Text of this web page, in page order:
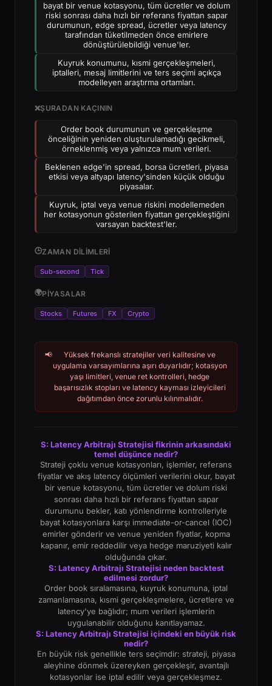
bayat bir venue kotasyonu, tüm ücretler ve dolum
riski sonrası daha hızlı bir referans fiyattan sapar
durumunun, edge spread, ücretler veya latency
tarafından tüketilmeden önce emirlere
dönüştürülebildiği venue'ler.
Kuyruk konumunu, kısmi gerçekleşmeleri,
iptalleri, mesaj limitlerini ve ters seçimi açıkça
modelleyen araştırma ortamları.
❌ŞURADAN KAÇININ
Order book durumunun ve gerçekleşme
önceliğinin yeniden oluşturulamadığı gecikmeli,
örneklenmiş veya yalnızca mum verileri.
Beklenen edge'in spread, borsa ücretleri, piyasa
etkisi veya altyapı latency'sinden küçük olduğu
piyasalar.
Kuyruk, iptal veya venue riskini modellemeden
her kotasyonun gösterilen fiyattan gerçekleştiğini
varsayan backtest'ler.
🕒ZAMAN DILIMLERI
Sub-second Tick
🌍PIYASALAR
Stocks Futures FX Crypto
📢
Yüksek frekanslı stratejiler veri kalitesine ve
uygulama varsayımlarına aşırı duyarlıdır; kotasyon
yaşı limitleri, venue ret kontrolleri, hedge
başarısızlık stopları ve latency kayması izleyicileri
dağıtımdan önce zorunlu kılınmalıdır.
S: Latency Arbitrajı Stratejisi fikrinin arkasındaki
temel düşünce nedir?
Strateji çoklu venue kotasyonları, işlemler, referans
fiyatlar ve akış latency ölçümleri verilerini okur, bayat
bir venue kotasyonu, tüm ücretler ve dolum riski
sonrası daha hızlı bir referans fiyattan sapar
durumunu bekler, katı yönlendirme kontrolleriyle
bayat kotasyonlara karşı immediate-or-cancel (IOC)
emirler gönderir ve venue yeniden fiyatlar, kopma
kapanır, emir reddedilir veya hedge maruziyeti kalır
olduğunda çıkar.
S: Latency Arbitrajı Stratejisi neden backtest
edilmesi zordur?
Order book sıralamasına, kuyruk konumuna, iptal
zamanlamasına, kısmi gerçekleşmelere, ücretlere ve
latency'ye bağlıdır; mum verileri işlemlerin
uygulanabilir olduğunu kanıtlayamaz.
S: Latency Arbitrajı Stratejisi içindeki en büyük risk
nedir?
En büyük risk genellikle ters seçimdir: strateji, piyasa
aleyhine dönmek üzereyken gerçekleşir, avantajlı
kotasyonlar ise iptal edilir veya gerçekleşmez.